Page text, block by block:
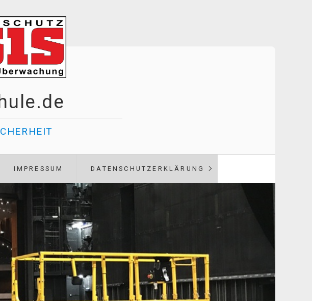
IMPRESSUM DATENSCHUTZERKLÄRUNG